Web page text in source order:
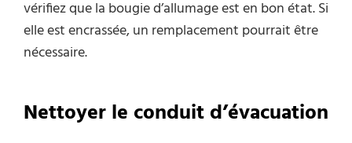
vérifiez que la bougie d’allumage est en bon état. Si
elle est encrassée, un remplacement pourrait être
nécessaire.
Nettoyer le conduit d’évacuation